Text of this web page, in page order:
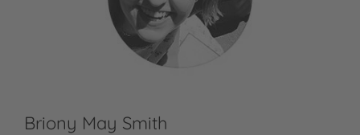
Briony May Smith